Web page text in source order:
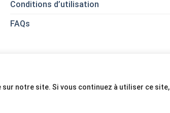
notre site. Si vous continuez à utiliser ce site,
Conditions d’utilisation
FAQs